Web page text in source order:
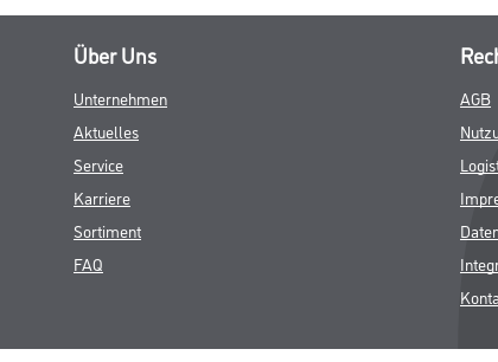
Über Uns
Unternehmen
Aktuelles
Service
Karriere
Sortiment
FAQ
AGB